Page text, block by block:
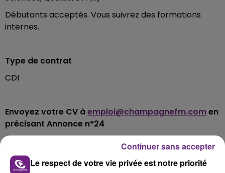
Débutants acceptés. Vous suivrez des formations
internes.
Type de contrat
CDI
Envoyez votre CV àemploi@champagnefm.comen
précisant Annonce n°24
FIL D'ACTUS
Le respect de votre vie privée est notre priorité
Continuer sans accepter